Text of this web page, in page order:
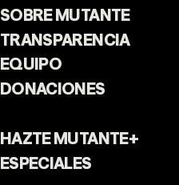
SOBRE MUTANTE
TRANSPARENCIA
EQUIPO
DONACIONES
HAZTE MUTANTE+
ESPECIALES